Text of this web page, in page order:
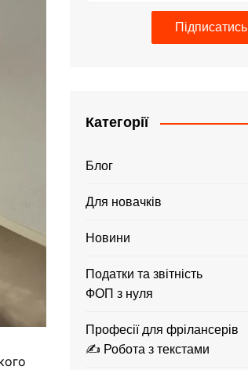
Підписатись
Категорії
Блог
Для новачків
Новини
Податки та звітність
ФОП з нуля
Професії для фрілансерів
✍️ Робота з текстами